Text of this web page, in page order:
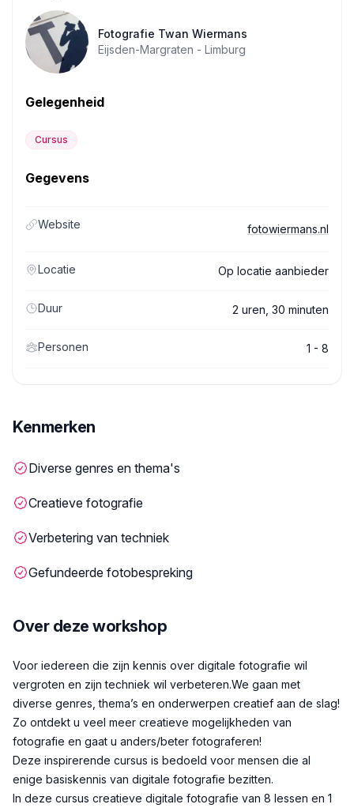
Fotografie Twan Wiermans
Eijsden-Margraten - Limburg
Gelegenheid
Cursus
Gegevens
Website fotowiermans.nl
Locatie Op locatie aanbieder
Duur 2 uren, 30 minuten
Personen 1 - 8
Kenmerken
Diverse genres en thema's
Creatieve fotografie
Verbetering van techniek
Gefundeerde fotobespreking
Over deze workshop
Beschrijving
Voor iedereen die zijn kennis over digitale fotografie wil
vergroten en zijn techniek wil verbeteren.We gaan met
diverse genres, thema’s en onderwerpen creatief aan de slag!
Zo ontdekt u veel meer creatieve mogelijkheden van
fotografie en gaat u anders/beter fotograferen!
Deze inspirerende cursus is bedoeld voor mensen die al
enige basiskennis van digitale fotografie bezitten.
In deze cursus creatieve digitale fotografie van 8 lessen en 1